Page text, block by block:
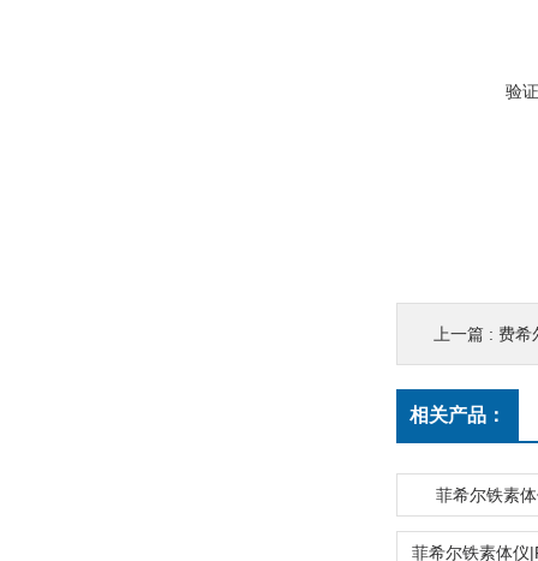
验
上一篇 : 费希
相关产品：
菲希尔铁素